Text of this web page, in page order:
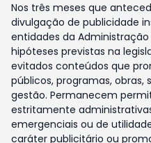
Nos três meses que
divulgação de publicidade
entidades da Administração
hipóteses previstas na
evitados conteúdos que
públicos, programas, obras,
gestão. Permanecem
estritamente
emergenciais ou de
caráter publicitário ou